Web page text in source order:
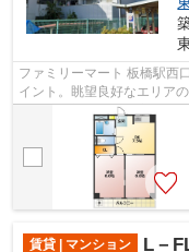
ファミリーマート 板橋駅西
イント。眺望良好なエリア
なくても初期費用や家賃支払
賃貸 | マンション L－